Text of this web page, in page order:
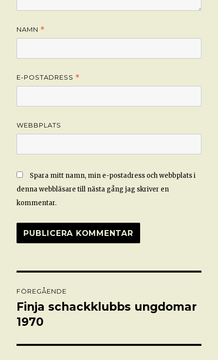
NAMN *
E-POSTADRESS *
WEBBPLATS
Spara mitt namn, min e-postadress och webbplats i
denna webbläsare till nästa gång jag skriver en
kommentar.
FÖREGÅENDE
Föregående
inlägg:
Finja schackklubbs ungdomar
1970